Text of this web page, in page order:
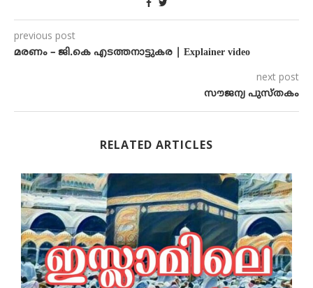
previous post
മരണം – ജി.കെ എടത്തനാട്ടുകര | Explainer video
next post
സൗജന്യ പുസ്തകം
RELATED ARTICLES